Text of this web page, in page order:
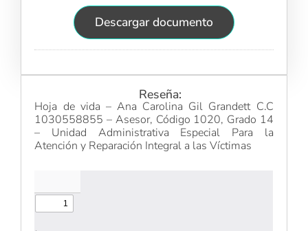
Descargar documento
Reseña:
Hoja de vida – Ana Carolina Gil Grandett C.C
1030558855 – Asesor, Código 1020, Grado 14
– Unidad Administrativa Especial Para la
Atención y Reparación Integral a las Víctimas